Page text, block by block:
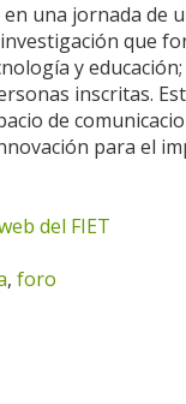
en una jornada
que
y
inscritas.
de
para el
del FIET
, foro